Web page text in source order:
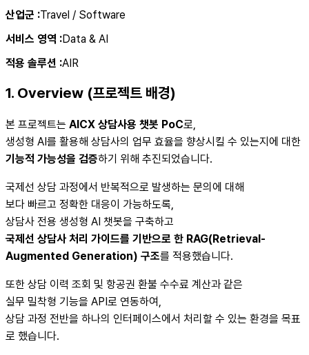
산업군 :Travel / Software
서비스 영역 :Data & AI
적용 솔루션 :AIR
1. Overview (프로젝트 배경)
본 프로젝트는 AICX 상담사용 챗봇 PoC로,
생성형 AI를 활용해 상담사의 업무 효율을 향상시킬 수 있는지에 대한
기능적 가능성을 검증하기 위해 추진되었습니다.
국제선 상담 과정에서 반복적으로 발생하는 문의에 대해
보다 빠르고 정확한 대응이 가능하도록,
상담사 전용 생성형 AI 챗봇을 구축하고
국제선 상담사 처리 가이드를 기반으로 한 RAG(Retrieval-
Augmented Generation) 구조를 적용했습니다.
또한 상담 이력 조회 및 항공권 환불 수수료 계산과 같은
실무 밀착형 기능을 API로 연동하여,
상담 과정 전반을 하나의 인터페이스에서 처리할 수 있는 환경을 목표
로 했습니다.